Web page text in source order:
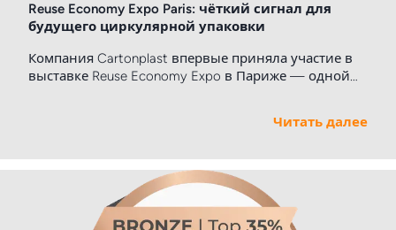
Reuse Economy Expo Paris: чёткий сигнал для
будущего циркулярной упаковки
Компания Cartonplast впервые приняла участие в
выставке Reuse Economy Expo в Париже — одной
Читать далее